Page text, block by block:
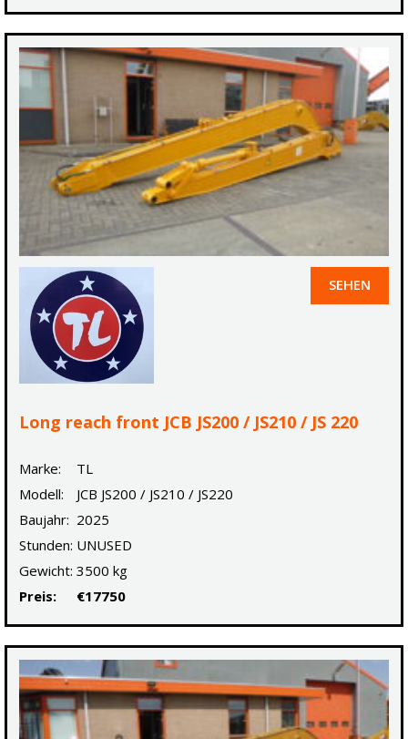
SEHEN
Long reach front JCB JS200 / JS210 / JS 220
Marke:
TL
Modell:
JCB JS200 / JS210 / JS220
Baujahr: 2025
Stunden: UNUSED
Gewicht: 3500 kg
Preis:
€17750